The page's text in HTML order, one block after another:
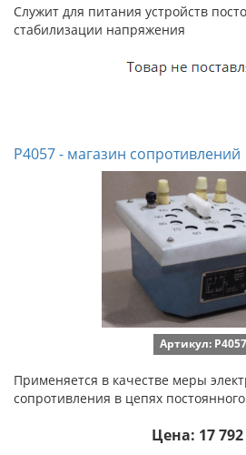
Служит для питания устройств
стабилизации напряжения
Р4057 - магазин сопротивлений
Артикул: P4057
Применяется в качестве меры
сопротивления в цепях постоянного
Цена: 17 792